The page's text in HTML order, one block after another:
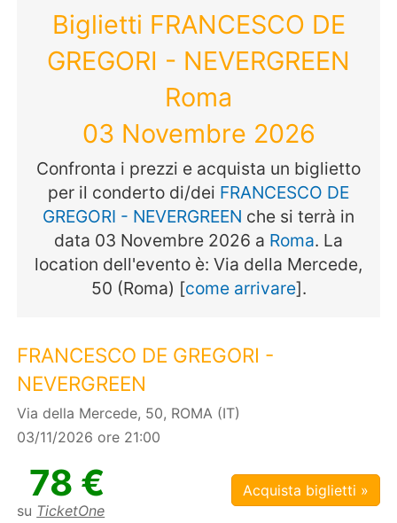
Biglietti FRANCESCO DE
GREGORI - NEVERGREEN
Roma
03 Novembre 2026
Confronta i prezzi e acquista un biglietto
per il conderto di/dei FRANCESCO DE
GREGORI - NEVERGREEN che si terrà in
data 03 Novembre 2026 a Roma. La
location dell'evento è: Via della Mercede,
50 (Roma) [come arrivare].
FRANCESCO DE GREGORI -
NEVERGREEN
Via della Mercede, 50, ROMA (IT)
03/11/2026 ore 21:00
78 €
su TicketOne
Acquista biglietti »